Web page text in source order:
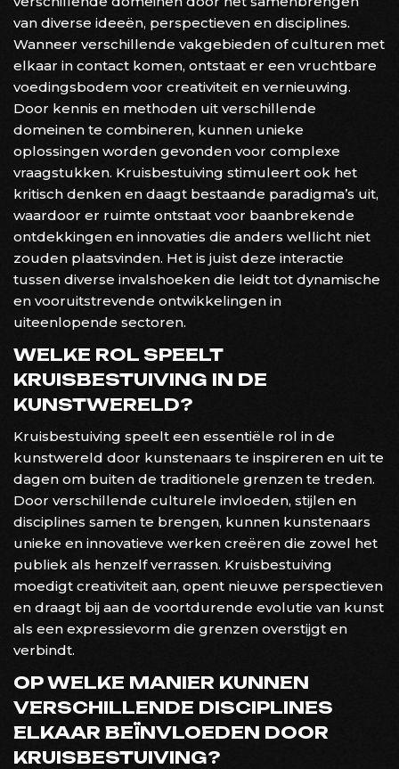
van diverse ideeën, perspectieven en disciplines.
Wanneer verschillende vakgebieden of culturen met
elkaar in contact komen, ontstaat er een vruchtbare
voedingsbodem voor creativiteit en vernieuwing.
Door kennis en methoden uit verschillende
domeinen te combineren, kunnen unieke
oplossingen worden gevonden voor complexe
vraagstukken. Kruisbestuiving stimuleert ook het
kritisch denken en daagt bestaande paradigma’s uit,
waardoor er ruimte ontstaat voor baanbrekende
ontdekkingen en innovaties die anders wellicht niet
zouden plaatsvinden. Het is juist deze interactie
tussen diverse invalshoeken die leidt tot dynamische
en vooruitstrevende ontwikkelingen in
uiteenlopende sectoren.
WELKE ROL SPEELT
KRUISBESTUIVING IN DE
KUNSTWERELD?
Kruisbestuiving speelt een essentiële rol in de
kunstwereld door kunstenaars te inspireren en uit te
dagen om buiten de traditionele grenzen te treden.
Door verschillende culturele invloeden, stijlen en
disciplines samen te brengen, kunnen kunstenaars
unieke en innovatieve werken creëren die zowel het
publiek als henzelf verrassen. Kruisbestuiving
moedigt creativiteit aan, opent nieuwe perspectieven
en draagt bij aan de voortdurende evolutie van kunst
als een expressievorm die grenzen overstijgt en
verbindt.
OP WELKE MANIER KUNNEN
VERSCHILLENDE DISCIPLINES
ELKAAR BEÏNVLOEDEN DOOR
KRUISBESTUIVING?